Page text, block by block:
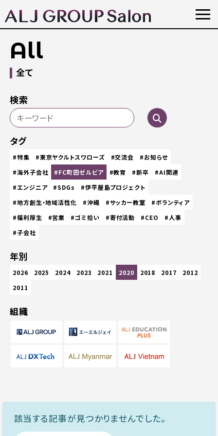
All
全て
検索
タグ
#特集 #東京ヤクルトスワローズ #交流会
#お知らせ
#海外子会社
#FC町田ゼルビア #教育 #新卒
#AI関連
#エンジニア
#SDGs
#伊平屋島プロジェクト
#地方創生・地域活性化
#沖縄 #サッカー教室
#ボランティア
#福利厚生
#営業 #ゴミ拾い #寄付活動 #CEO
#人事
#子会社
年別
2026 2025 2024 2023 2021 2020 2018 2017
2012
2011
組織
該当する記事が見つかりませんでした。